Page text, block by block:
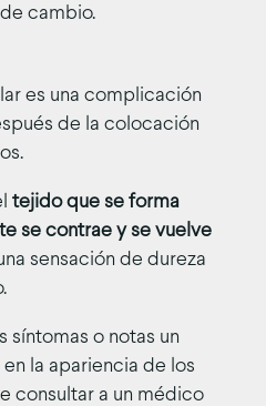
cambio.
es una complicación
de la colocación
tejido que se forma
se contrae y se vuelve
sensación de dureza
síntomas o notas un
la apariencia de los
consultar a un médico